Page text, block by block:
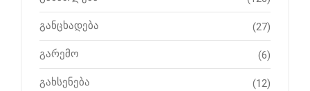
განცხადება (27)
გარემო (6)
გახსენება (12)